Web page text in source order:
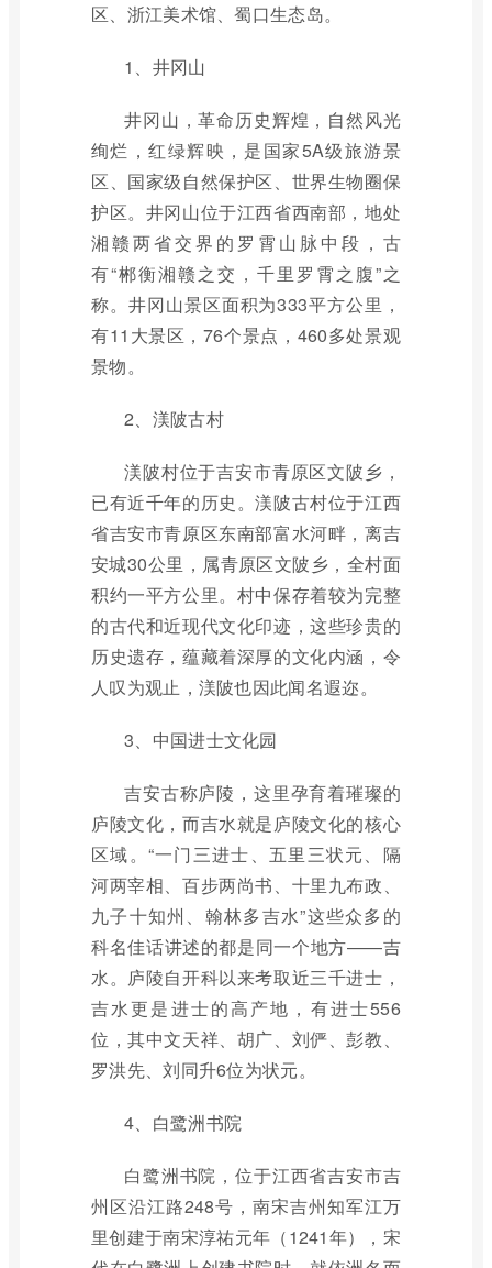
区、浙江美术馆、蜀口生态岛。
1、井冈山
井冈山，革命历史辉煌，自然风光
绚烂，红绿辉映，是国家5A级旅游景
区、国家级自然保护区、世界生物圈保
护区。井冈山位于江西省西南部，地处
湘赣两省交界的罗霄山脉中段，古
有“郴衡湘赣之交，千里罗霄之腹”之
称。井冈山景区面积为333平方公里，
有11大景区，76个景点，460多处景观
景物。
2、渼陂古村
渼陂村位于吉安市青原区文陂乡，
已有近千年的历史。渼陂古村位于江西
省吉安市青原区东南部富水河畔，离吉
安城30公里，属青原区文陂乡，全村面
积约一平方公里。村中保存着较为完整
的古代和近现代文化印迹，这些珍贵的
历史遗存，蕴藏着深厚的文化内涵，令
人叹为观止，渼陂也因此闻名遐迩。
3、中国进士文化园
吉安古称庐陵，这里孕育着璀璨的
庐陵文化，而吉水就是庐陵文化的核心
区域。“一门三进士、五里三状元、隔
河两宰相、百步两尚书、十里九布政、
九子十知州、翰林多吉水”这些众多的
科名佳话讲述的都是同一个地方——吉
水。庐陵自开科以来考取近三千进士，
吉水更是进士的高产地，有进士556
位，其中文天祥、胡广、刘俨、彭教、
罗洪先、刘同升6位为状元。
4、白鹭洲书院
白鹭洲书院，位于江西省吉安市吉
州区沿江路248号，南宋吉州知军江万
里创建于南宋淳祐元年（1241年），宋